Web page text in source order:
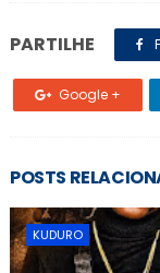
PARTILHE
Google +
POSTS
KUDURO